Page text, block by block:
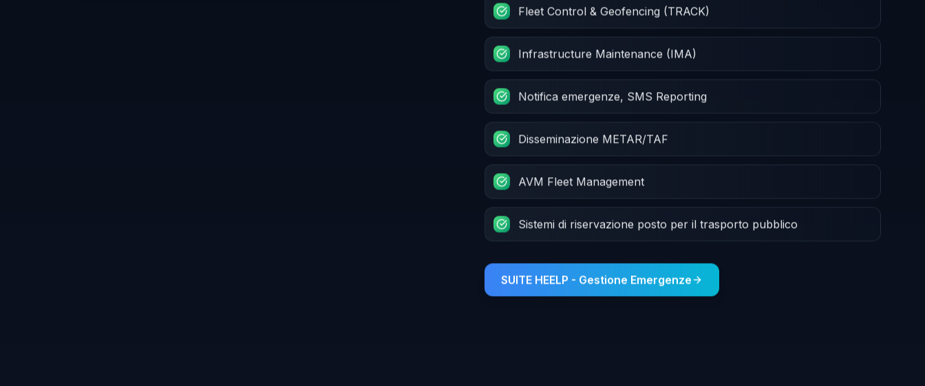
Fleet Control & Geofencing (TRACK)
Infrastructure Maintenance (IMA)
Notifica emergenze, SMS Reporting
Disseminazione METAR/TAF
AVM Fleet Management
Sistemi di riservazione posto per il trasporto pubblico
SUITE HEELP - Gestione Emergenze